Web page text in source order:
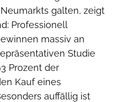
galten, zeigt
Professionell
massiv an
Studie
Prozent der
Kauf eines
auffällig ist